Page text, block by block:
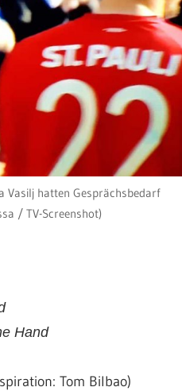
Vasilj hatten Gesprächsbedarf
/ TV-Screenshot)
Hand
Tom Bilbao)